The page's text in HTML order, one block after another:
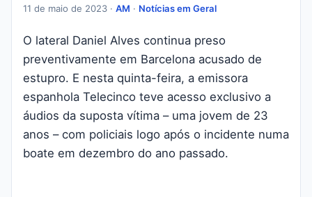
11 de maio de 2023 · AM · Notícias em Geral
O lateral Daniel Alves continua preso
preventivamente em Barcelona acusado de
estupro. E nesta quinta-feira, a emissora
espanhola Telecinco teve acesso exclusivo a
áudios da suposta vítima – uma jovem de 23
anos – com policiais logo após o incidente numa
boate em dezembro do ano passado.